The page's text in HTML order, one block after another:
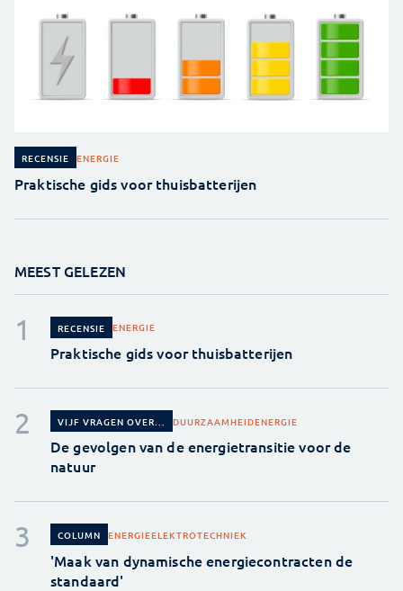
RECENSIE ENERGIE
Praktische gids voor thuisbatterijen
MEEST GELEZEN
RECENSIE ENERGIE
Praktische gids voor thuisbatterijen
VIJF VRAGEN OVER... DUURZAAMHEIDENERGIE
De gevolgen van de energietransitie voor de
natuur
COLUMN ENERGIEELEKTROTECHNIEK
'Maak van dynamische energiecontracten de
standaard'